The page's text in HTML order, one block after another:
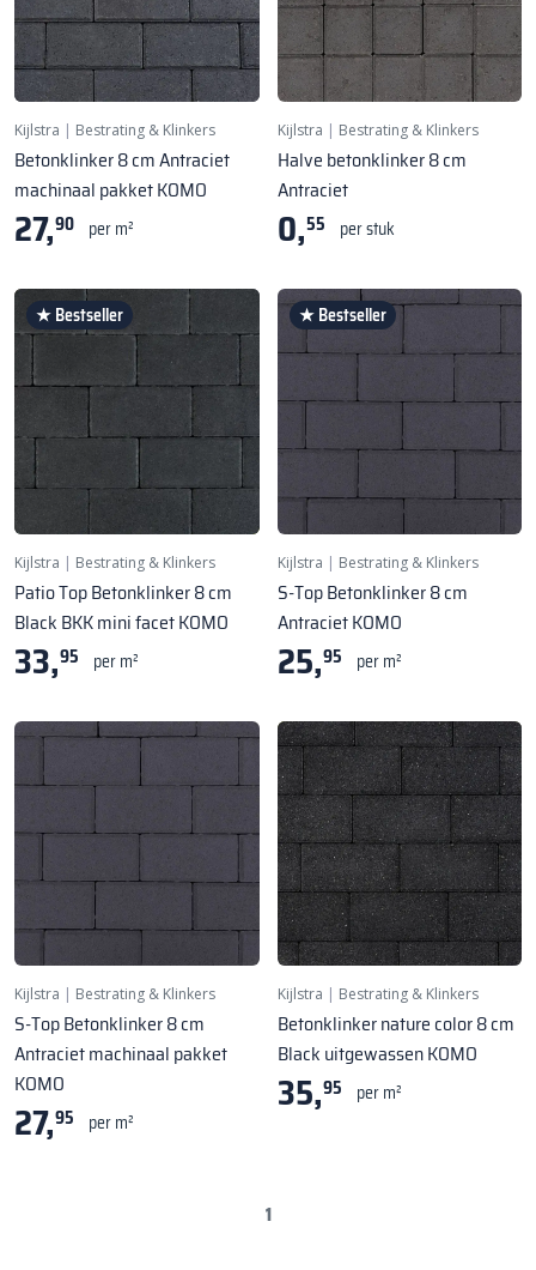
Kijlstra | Bestrating & Klinkers
Betonklinker 8 cm Antraciet
machinaal pakket KOMO
27,90 per m²
Kijlstra | Bestrating & Klinkers
Halve betonklinker 8 cm
Antraciet
0,55 per stuk
★ Bestseller
Kijlstra | Bestrating & Klinkers
Patio Top Betonklinker 8 cm
Black BKK mini facet KOMO
33,95 per m²
★ Bestseller
Kijlstra | Bestrating & Klinkers
S-Top Betonklinker 8 cm
Antraciet KOMO
25,95 per m²
Kijlstra | Bestrating & Klinkers
S-Top Betonklinker 8 cm
Antraciet machinaal pakket
KOMO
27,95 per m²
Kijlstra | Bestrating & Klinkers
Betonklinker nature color 8 cm
Black uitgewassen KOMO
35,95 per m²
1